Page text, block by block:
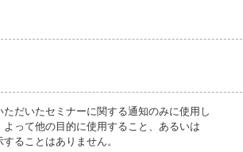
だいたセミナーに関する通知のみに使用し
って他の目的に使用すること、あるいは
ることはありません。